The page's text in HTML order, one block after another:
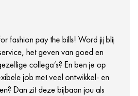
fashion pay the bills! Word jij blij
het geven van goed en
collega’s? En ben je op
job met veel ontwikkel- en
Dan zit deze bijbaan jou als